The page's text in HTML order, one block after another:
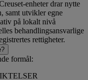
enheter drar nytte
samt utvikler egne
på lokalt nivå
behandlingsansvarlige
rettigheter.
formål: